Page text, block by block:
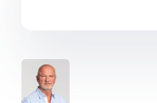
Pri nehnuteľnostiach
NEPLATÍTE PROVÍZIU.